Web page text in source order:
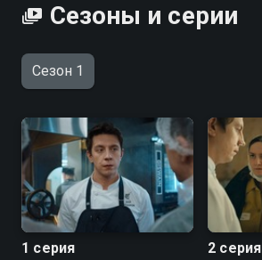
Сезоны и серии
Сезон 1
1 серия 2 серия